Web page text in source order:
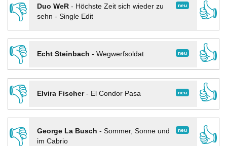
👎
neu
Duo WeR- Höchste Zeit sich wieder zu
sehn - Single Edit
👍
👎
neu
Echt Steinbach - Wegwerfsoldat
👍
👎
neu
Elvira Fischer- El Condor Pasa
👍
👎
neu
George La Busch - Sommer, Sonne und
im Cabrio
👍